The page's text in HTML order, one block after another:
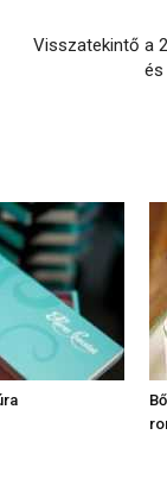
Visszatekintő a
és